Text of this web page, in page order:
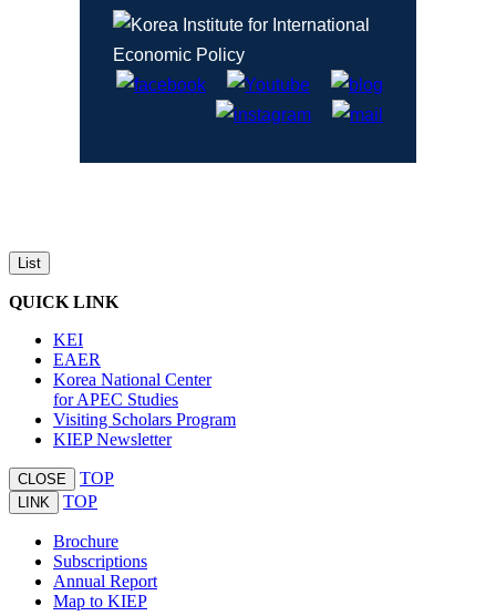
List
QUICK LINK
KEI
EAER
Korea National Center
for APEC Studies
Visiting Scholars Program
KIEP Newsletter
CLOSE TOP
LINK TOP
Brochure
Subscriptions
Annual Report
Map to KIEP